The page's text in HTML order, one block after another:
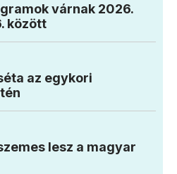
várnak 2026.
között
az egykori
lesz a magyar